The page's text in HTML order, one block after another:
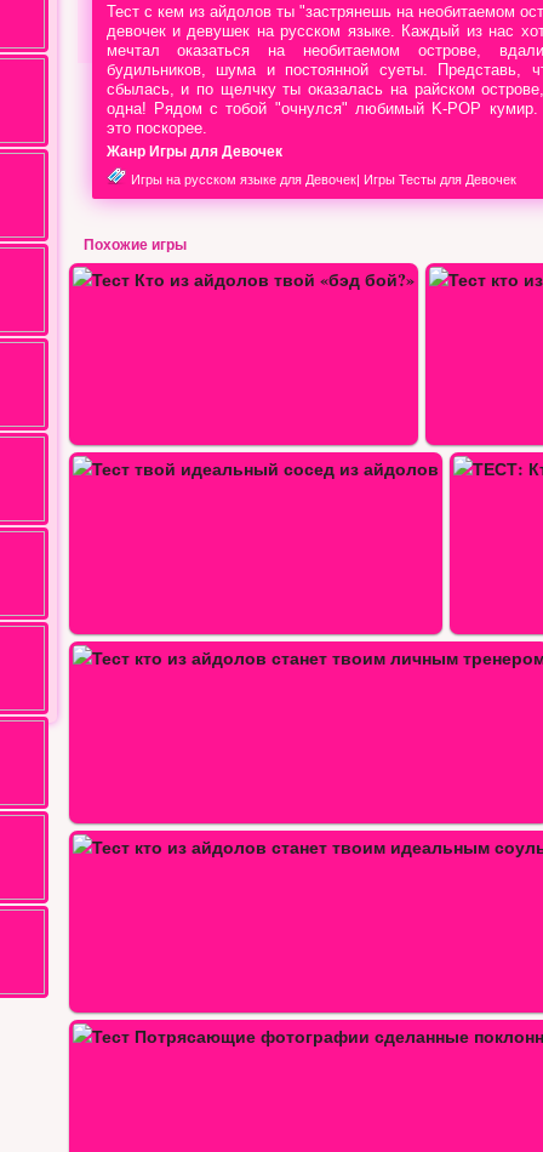
Тест с кем из айдолов ты "застрянешь на необитаемом
девочек и девушек на русском языке. Каждый из нас
мечтал оказаться на необитаемом острове,
будильников, шума и постоянной суеты. Представь,
сбылась, и по щелчку ты оказалась на райском
одна! Рядом с тобой "очнулся" любимый K-POP кумир.
это поскорее.
Жанр Игры для Девочек
Игры на русском языке для Девочек| Игры Тесты для Девочек
Похожие игры
Тест кто из айдолов тебя научит…
ТЕСТ: Кто твой соулмейт из…
Тест к кому из айдолов ты…
Побег с необитаемого